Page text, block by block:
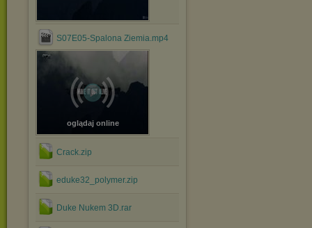
S07E05-Spalona Ziemia.mp4
oglądaj online
Crack.zip
eduke32_polymer.zip
Duke Nukem 3D.rar